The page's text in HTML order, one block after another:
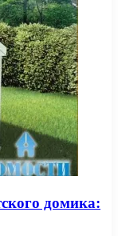
домика: